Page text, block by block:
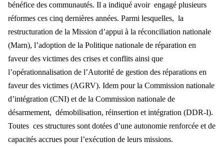
bénéfice des communautés. Il a indiqué avoir engagé plusieurs
réformes ces cinq dernières années. Parmi lesquelles, la
restructuration de la Mission d’appui à la réconciliation nationale
(Marn), l’adoption de la Politique nationale de réparation en
faveur des victimes des crises et conflits ainsi que
l’opérationnalisation de l’Autorité de gestion des réparations en
faveur des victimes (AGRV). Idem pour la Commission nationale
d’intégration (CNI) et de la Commission nationale de
désarmement, démobilisation, réinsertion et intégration (DDR-I).
Toutes ces structures sont dotées d’une autonomie renforcée et de
capacités accrues pour l’exécution de leurs missions.